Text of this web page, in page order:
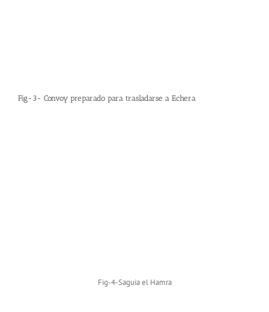
Fig-3- Convoy preparado para trasladarse a Echera
Fig-4-Saguia el Hamra